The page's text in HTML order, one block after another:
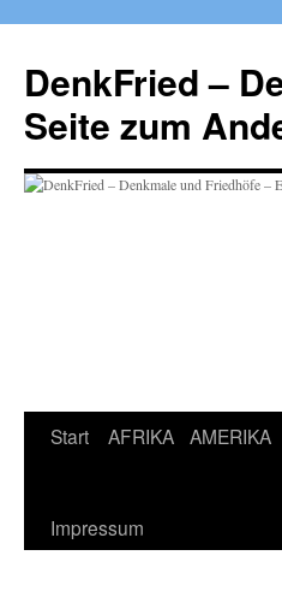
springen
DenkFried –
Seite zum
Start AFRIKA AMERIKA
Impressum